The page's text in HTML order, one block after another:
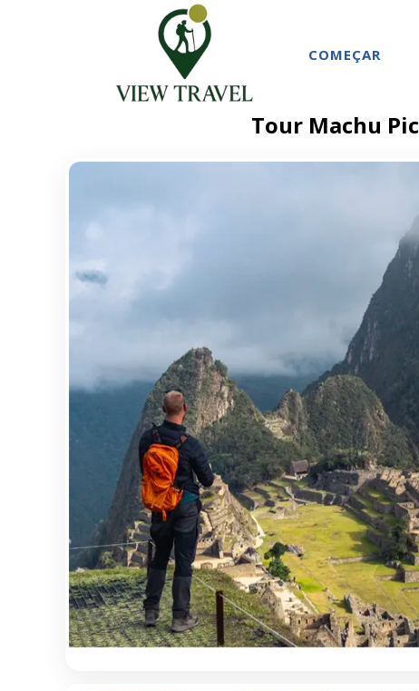
COMEÇAR
Tour Machu